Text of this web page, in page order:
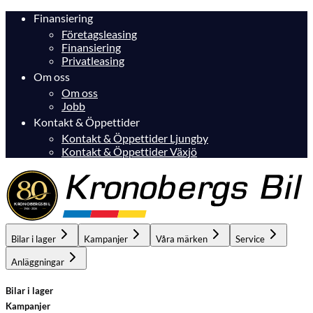
Finansiering
Företagsleasing
Finansiering
Privatleasing
Om oss
Om oss
Jobb
Kontakt & Öppettider
Kontakt & Öppettider Ljungby
Kontakt & Öppettider Växjö
Bilar i lager Kampanjer Våra märken Service
Anläggningar
Bilar i lager
Kampanjer